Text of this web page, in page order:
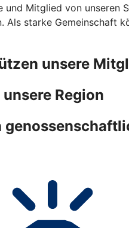
und Mitglied von unseren
Als starke Gemeinschaft
unsere
Region